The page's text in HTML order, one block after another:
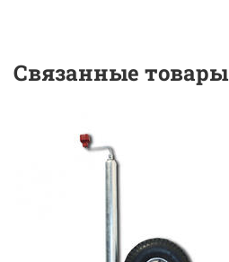
Связанные товары